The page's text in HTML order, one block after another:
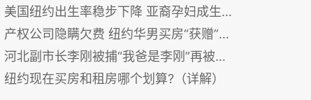
美国纽约出生率稳步下降 亚裔孕妇成生育“大户”
产权公司隐瞒欠费 纽约华男买房“获赠”上万水费账单
河北副市长李刚被捕“我爸是李刚”再被热议
纽约现在买房和租房哪个划算?（详解）